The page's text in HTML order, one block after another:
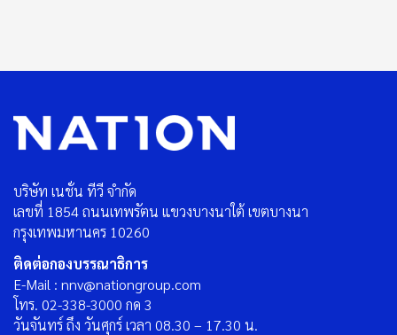
บริษัท เนชั่น ทีวี จำกัด
เลขที่ 1854 ถนนเทพรัตน แขวงบางนาใต้ เขตบางนา
กรุงเทพมหานคร 10260
ติดต่อกองบรรณาธิการ
E-Mail : nnv@nationgroup.com
โทร. 02-338-3000 กด 3
วันจันทร์ ถึง วันศุกร์ เวลา 08.30 – 17.30 น.